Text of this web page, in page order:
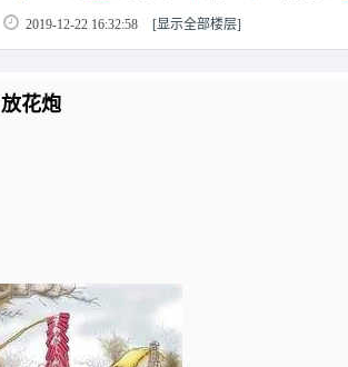
2019-12-22 16:32:58 [显示全部楼层]
花炮